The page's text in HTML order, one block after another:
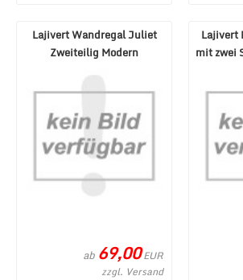
Lajivert Wandregal Juliet
Zweiteilig Modern
ab 69,00EUR
zzgl. Versand
Lajivert
mit zwei